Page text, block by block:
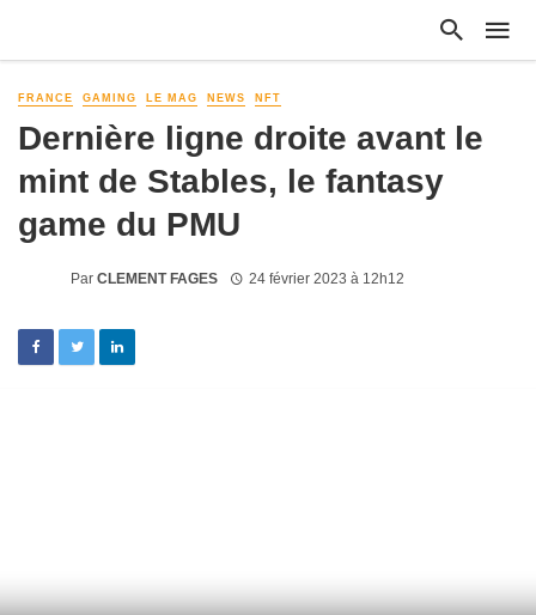
FRANCE GAMING LE MAG NEWS NFT
Dernière ligne droite avant le
mint de Stables, le fantasy
game du PMU
Par CLEMENT FAGES 24 février 2023 à 12h12